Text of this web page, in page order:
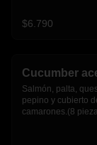
$6.790
Cucumber
Salmón, palta,
pepino y cubierto
camarones.(8